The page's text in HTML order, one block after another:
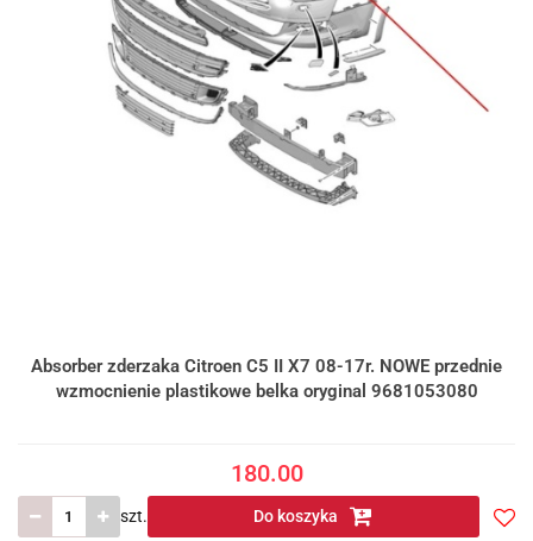
Absorber zderzaka Citroen C5 II X7 08-17r. NOWE przednie
wzmocnienie plastikowe belka oryginal 9681053080
180.00
szt. Do koszyka